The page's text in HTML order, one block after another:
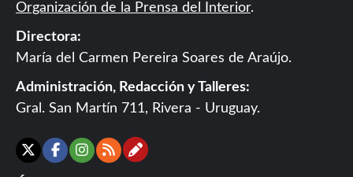
Organización de la Prensa del Interior.
Directora:
María del Carmen Pereira Soares de Araújo.
Administración, Redacción y Talleres:
Gral. San Martín 711, Rivera - Uruguay.
X Facebook
Instagram
RSSContáctanos